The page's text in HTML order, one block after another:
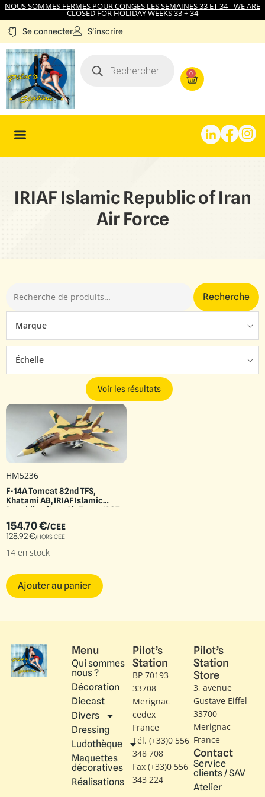
NOUS SOMMES FERMES POUR CONGES LES SEMAINES 33 ET 34 - WE ARE
CLOSED FOR HOLIDAY WEEKS 33 + 34
Se connecter S'inscrire
0
IRIAF Islamic Republic of Iran
Air Force
Recherche
Marque
Échelle
Voir les résultats
HM5236
F-14A Tomcat 82nd TFS,
Khatami AB, IRIAF Islamic
Republic of Iran Air Force 1987
154.70€/CEE
128.92€/HORS CEE
14 en stock
Ajouter au panier
Menu
Qui sommes
nous ?
Décoration
Diecast
Divers
Dressing
Ludothèque
Maquettes
décoratives
Réalisations
Pilot’s
Station
BP 70193
33708
Merignac
cedex
France
Tél. (+33)0 556
348 708
Fax (+33)0 556
343 224
Pilot’s
Station
Store
3, avenue
Gustave Eiffel​
33700
Merignac
France
Contact
Service
clients / SAV
Atelier